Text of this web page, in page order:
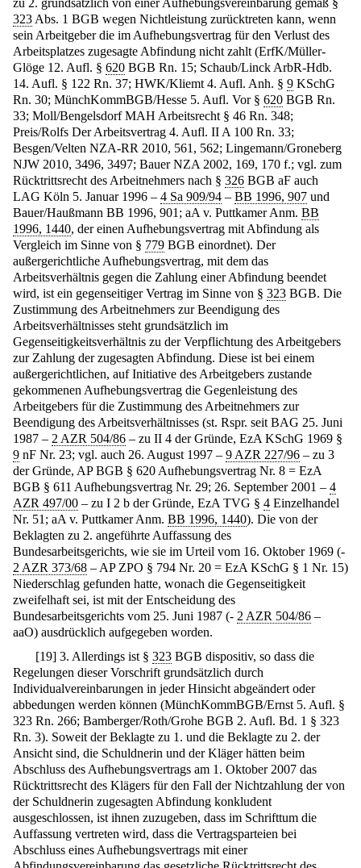
zu 2. grundsätzlich von einer Aufhebungsvereinbarung gemäß §
323 Abs. 1 BGB wegen Nichtleistung zurücktreten kann, wenn
sein Arbeitgeber die im Aufhebungsvertrag für den Verlust des
Arbeitsplatzes zugesagte Abfindung nicht zahlt (ErfK/Müller-
Glöge 12. Aufl. § 620 BGB Rn. 15; Schaub/Linck ArbR-Hdb.
14. Aufl. § 122 Rn. 37; HWK/Kliemt 4. Aufl. Anh. § 9 KSchG
Rn. 30; MünchKommBGB/Hesse 5. Aufl. Vor § 620 BGB Rn.
33; Moll/Bengelsdorf MAH Arbeitsrecht § 46 Rn. 348;
Preis/Rolfs Der Arbeitsvertrag 4. Aufl. II A 100 Rn. 33;
Besgen/Velten NZA-RR 2010, 561, 562; Lingemann/Groneberg
NJW 2010, 3496, 3497; Bauer NZA 2002, 169, 170 f.; vgl. zum
Rücktrittsrecht des Arbeitnehmers nach § 326 BGB aF auch
LAG Köln 5. Januar 1996 – 4 Sa 909/94 – BB 1996, 907 und
Bauer/Haußmann BB 1996, 901; aA v. Puttkamer Anm. BB
1996, 1440, der einen Aufhebungsvertrag mit Abfindung als
Vergleich im Sinne von § 779 BGB einordnet). Der
außergerichtliche Aufhebungsvertrag, mit dem das
Arbeitsverhältnis gegen die Zahlung einer Abfindung beendet
wird, ist ein gegenseitiger Vertrag im Sinne von § 323 BGB. Die
Zustimmung des Arbeitnehmers zur Beendigung des
Arbeitsverhältnisses steht grundsätzlich im
Gegenseitigkeitsverhältnis zu der Verpflichtung des Arbeitgebers
zur Zahlung der zugesagten Abfindung. Diese ist bei einem
außergerichtlichen, auf Initiative des Arbeitgebers zustande
gekommenen Aufhebungsvertrag die Gegenleistung des
Arbeitgebers für die Zustimmung des Arbeitnehmers zur
Beendigung des Arbeitsverhältnisses (st. Rspr. seit BAG 25. Juni
1987 – 2 AZR 504/86 – zu II 4 der Gründe, EzA KSchG 1969 §
9 nF Nr. 23; vgl. auch 26. August 1997 – 9 AZR 227/96 – zu 3
der Gründe, AP BGB § 620 Aufhebungsvertrag Nr. 8 = EzA
BGB § 611 Aufhebungsvertrag Nr. 29; 26. September 2001 – 4
AZR 497/00 – zu I 2 b der Gründe, EzA TVG § 4 Einzelhandel
Nr. 51; aA v. Puttkamer Anm. BB 1996, 1440). Die von der
Beklagten zu 2. angeführte Auffassung des
Bundesarbeitsgerichts, wie sie im Urteil vom 16. Oktober 1969 (-
2 AZR 373/68 – AP ZPO § 794 Nr. 20 = EzA KSchG § 1 Nr. 15)
Niederschlag gefunden hatte, wonach die Gegenseitigkeit
zweifelhaft sei, ist mit der Entscheidung des
Bundesarbeitsgerichts vom 25. Juni 1987 (- 2 AZR 504/86 –
aaO) ausdrücklich aufgegeben worden.
[19] 3. Allerdings ist §323 BGB dispositiv, so dass die
Regelungen dieser Vorschrift grundsätzlich durch
Individualvereinbarungen in jeder Hinsicht abgeändert oder
abbedungen werden können (MünchKommBGB/Ernst 5. Aufl. §
323 Rn. 266; Bamberger/Roth/Grohe BGB 2. Aufl. Bd. 1 § 323
Rn. 3). Soweit der Beklagte zu 1. und die Beklagte zu 2. der
Ansicht sind, die Schuldnerin und der Kläger hätten beim
Abschluss des Aufhebungsvertrags am 1. Oktober 2007 das
Rücktrittsrecht des Klägers für den Fall der Nichtzahlung der von
der Schuldnerin zugesagten Abfindung konkludent
ausgeschlossen, ist ihnen zuzugeben, dass im Schrifttum die
Auffassung vertreten wird, dass die Vertragsparteien bei
Abschluss eines Aufhebungsvertrags mit einer